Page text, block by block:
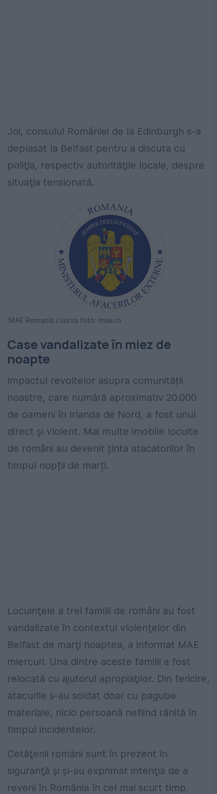
Joi, consulul României de la Edinburgh s-a
deplasat la Belfast pentru a discuta cu
poliţia, respectiv autorităţile locale, despre
situaţia tensionată.
MAE Romania / sursa foto: mae.ro
Case vandalizate în miez de
noapte
Impactul revoltelor asupra comunității
noastre, care numără aproximativ 20.000
de oameni în Irlanda de Nord, a fost unul
direct și violent. Mai multe imobile locuite
de români au devenit ținta atacatorilor în
timpul nopții de marți.
Locuinţele a trei familii de români au fost
vandalizate în contextul violenţelor din
Belfast de marţi noaptea, a informat MAE
miercuri. Una dintre aceste familii a fost
relocată cu ajutorul apropiaţilor. Din fericire,
atacurile s-au soldat doar cu pagube
materiale, nicio persoană nefiind rănită în
timpul incidentelor.
Cetăţenii români sunt în prezent în
siguranţă şi şi-au exprimat intenţia de a
reveni în România în cel mai scurt timp.